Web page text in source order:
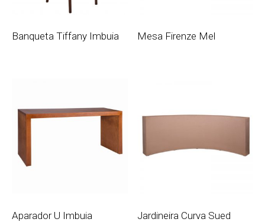
Banqueta Tiffany Imbuia Mesa Firenze Mel
Aparador U Imbuia
Jardineira Curva Sued